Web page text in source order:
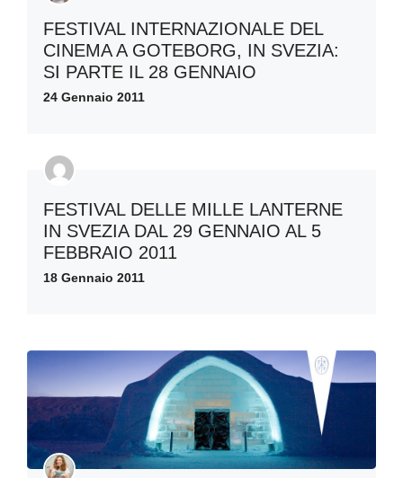
FESTIVAL INTERNAZIONALE DEL
CINEMA A GOTEBORG, IN SVEZIA:
SI PARTE IL 28 GENNAIO
24 Gennaio 2011
FESTIVAL DELLE MILLE LANTERNE
IN SVEZIA DAL 29 GENNAIO AL 5
FEBBRAIO 2011
18 Gennaio 2011